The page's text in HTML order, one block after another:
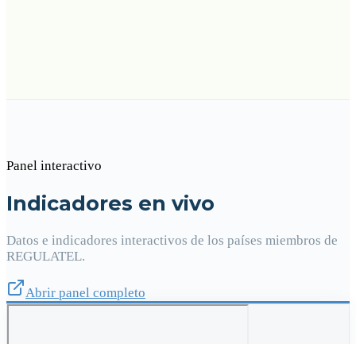
Panel interactivo
Indicadores en vivo
Datos e indicadores interactivos de los países miembros de
REGULATEL.
Abrir panel completo